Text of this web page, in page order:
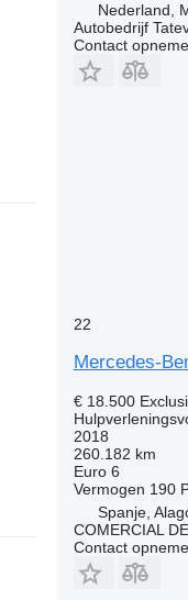
Nederland,
Autobedrijf
Contact
22
Mercedes-
€ 18.500
2018
260.182 km
Euro 6
Vermogen 190
Spanje,
COMERCIAL
Contact